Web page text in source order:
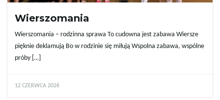
Wierszomania
Wierszomania – rodzinna sprawa To cudowna jest zabawa Wiersze
pięknie deklamują Bo w rodzinie się miłują Wspolna zabawa, wspólne
próby […]
12 CZERWCA 2026